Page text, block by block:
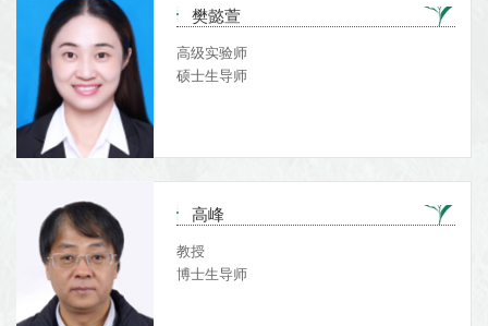
樊懿萱
高级实验师
硕士生导师
高峰
教授
博士生导师